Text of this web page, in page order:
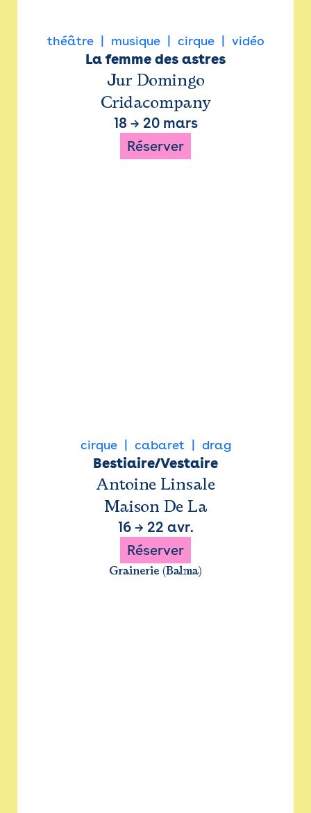
théâtre musique cirque vidéo
La femme des astres
Jur Domingo
Cridacompany
18 → 20 mars
Réserver
cirque cabaret drag
Bestiaire/Vestaire
Antoine Linsale
Maison De La
16→ 22 avr.
Réserver
Grainerie (Balma)